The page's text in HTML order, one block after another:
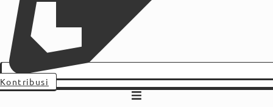
Kontribusi